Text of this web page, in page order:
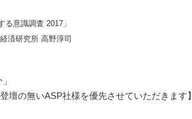
意識調査 2017」
研究所 高野淳司
壇の無いASP社様を優先させていただきます】